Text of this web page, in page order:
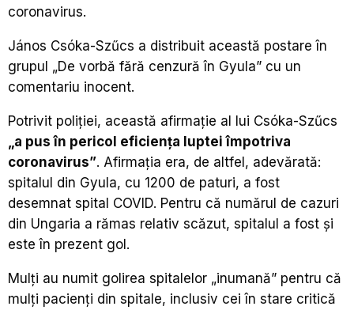
coronavirus.
János Csóka-Szűcs a distribuit această postare în
grupul „De vorbă fără cenzură în Gyula” cu un
comentariu inocent.
Potrivit poliţiei, această afirmaţie al lui Csóka-Szűcs
„a pus în pericol eficienţa luptei împotriva
coronavirus”. Afirmaţia era, de altfel, adevărată:
spitalul din Gyula, cu 1200 de paturi, a fost
desemnat spital COVID. Pentru că numărul de cazuri
din Ungaria a rămas relativ scăzut, spitalul a fost şi
este în prezent gol.
Mulţi au numit golirea spitalelor „inumană” pentru că
mulţi pacienţi din spitale, inclusiv cei în stare critică